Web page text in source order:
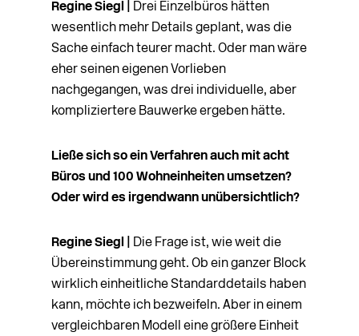
Regine Siegl |
Drei Einzelbüros hätten
wesentlich mehr Details geplant, was die
Sache einfach teurer macht. Oder man wäre
eher seinen eigenen Vorlieben
nachgegangen, was drei individuelle, aber
kompliziertere Bauwerke ergeben hätte.
Ließe sich so ein Verfahren auch mit acht
Büros und 100 Wohneinheiten umsetzen?
Oder wird es irgendwann unübersichtlich?
Regine Siegl |
Die Frage ist, wie weit die
Übereinstimmung geht. Ob ein ganzer Block
wirklich einheitliche Standarddetails haben
kann, möchte ich bezweifeln. Aber in einem
vergleichbaren Modell eine größere Einheit